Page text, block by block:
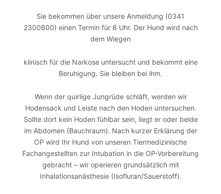
Sie bekommen über unsere Anmeldung (0341
2300800) einen Termin für 8 Uhr. Der Hund wird nach
dem Wiegen
klinisch für die Narkose untersucht und bekommt eine
Beruhigung. Sie bleiben bei ihm.
Wenn der quirlige Jungrüde schläft, werden wir
Hodensack und Leiste nach den Hoden untersuchen.
Sollte dort kein Hoden fühlbar sein, liegt er oder beide
im Abdomen (Bauchraum). Nach kurzer Erklärung der
OP wird Ihr Hund von unseren Tiermedizinische
Fachangestellten zur Intubation in die OP-Vorbereitung
gebracht – wir operieren grundsätzlich mit
Inhalationsanästhesie (Isofluran/Sauerstoff).